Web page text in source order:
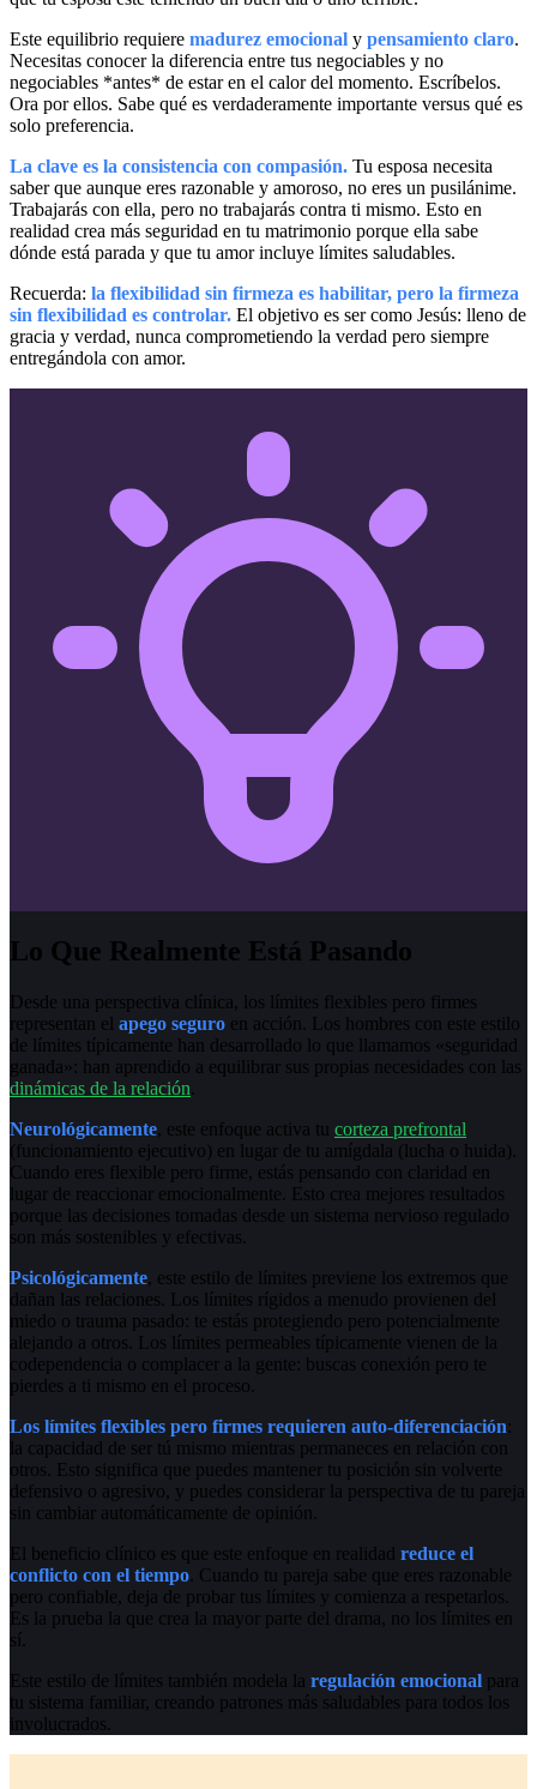
Este equilibrio requiere madurez emocional y pensamiento claro.
Necesitas conocer la diferencia entre tus negociables y no
negociables *antes* de estar en el calor del momento. Escríbelos.
Ora por ellos. Sabe qué es verdaderamente importante versus qué es
solo preferencia.
La clave es la consistencia con compasión. Tu esposa necesita
saber que aunque eres razonable y amoroso, no eres un pusilánime.
Trabajarás con ella, pero no trabajarás contra ti mismo. Esto en
realidad crea más seguridad en tu matrimonio porque ella sabe
dónde está parada y que tu amor incluye límites saludables.
Recuerda: la flexibilidad sin firmeza es habilitar, pero la firmeza
sin flexibilidad es controlar. El objetivo es ser como Jesús: lleno de
gracia y verdad, nunca comprometiendo la verdad pero siempre
entregándola con amor.
Lo Que Realmente Está Pasando
Desde una perspectiva clínica, los límites flexibles pero firmes
representan el apego seguro en acción. Los hombres con este estilo
de límites típicamente han desarrollado lo que llamamos «seguridad
ganada»: han aprendido a equilibrar sus propias necesidades con las
dinámicas de la relación
Neurológicamente, este enfoque activa tu corteza prefrontal
(funcionamiento ejecutivo) en lugar de tu amígdala (lucha o huida).
Cuando eres flexible pero firme, estás pensando con claridad en
lugar de reaccionar emocionalmente. Esto crea mejores resultados
porque las decisiones tomadas desde un sistema nervioso regulado
son más sostenibles y efectivas.
Psicológicamente, este estilo de límites previene los extremos que
dañan las relaciones. Los límites rígidos a menudo provienen del
miedo o trauma pasado: te estás protegiendo pero potencialmente
alejando a otros. Los límites permeables típicamente vienen de la
codependencia o complacer a la gente: buscas conexión pero te
pierdes a ti mismo en el proceso.
Los límites flexibles pero firmes requieren auto-diferenciación:
la capacidad de ser tú mismo mientras permaneces en relación con
otros. Esto significa que puedes mantener tu posición sin volverte
defensivo o agresivo, y puedes considerar la perspectiva de tu pareja
sin cambiar automáticamente de opinión.
El beneficio clínico es que este enfoque en realidad reduce el
conflicto con el tiempo . Cuando tu pareja sabe que eres razonable
pero confiable, deja de probar tus límites y comienza a respetarlos.
Es la prueba la que crea la mayor parte del drama, no los límites en
sí.
Este estilo de límites también modela la regulación emocional para
tu sistema familiar, creando patrones más saludables para todos los
involucrados.